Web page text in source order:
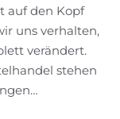
auf den Kopf
uns verhalten,
verändert.
stehen